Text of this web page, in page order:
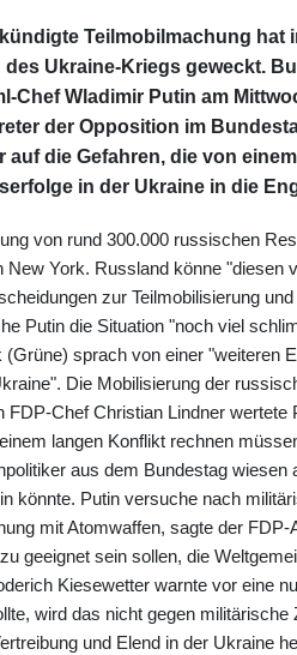
Teilmobilmachung hat
Ukraine-Kriegs geweckt.
Chef Wladimir Putin am
der Opposition im
auf die Gefahren, die von
in der Ukraine in die
von rund 300.000 russischen
New York. Russland könne "diesen
zur Teilmobilisierung
Putin die Situation "noch viel
sprach von einer "weiteren
Die Mobilisierung der
FDP-Chef Christian Lindner
langen Konflikt rechnen
aus dem Bundestag wiesen
könnte. Putin versuche nach
mit Atomwaffen, sagte der
geeignet sein sollen, die
Kiesewetter warnte vor eine
wird das nicht gegen
und Elend in der Ukraine